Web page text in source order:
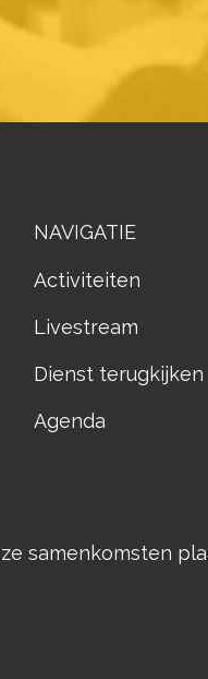
NAVIGATIE
Activiteiten
Livestream
Dienst terugkijken
Agenda
samenkomsten